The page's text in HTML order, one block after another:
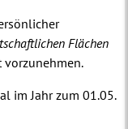
Flächen
vorzunehmen.
im Jahr zum 01.05.